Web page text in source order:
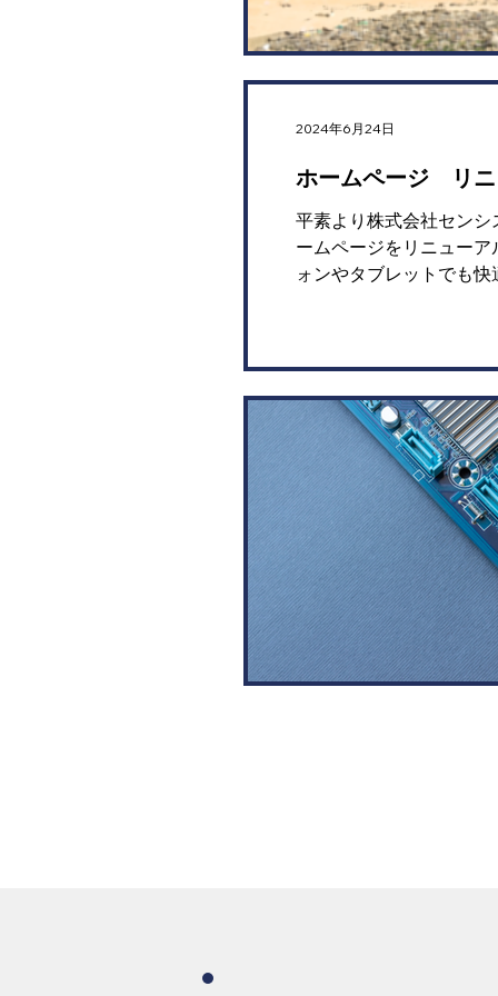
ホームページ リニ
平素より株式会社セン
ームページをリニュー
ォンやタブレットでも
2024年6月24日